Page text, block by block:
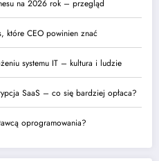
na 2026 rok – przegląd
które CEO powinien znać
systemu IT – kultura i ludzie
SaaS – co się bardziej opłaca?
oprogramowania?